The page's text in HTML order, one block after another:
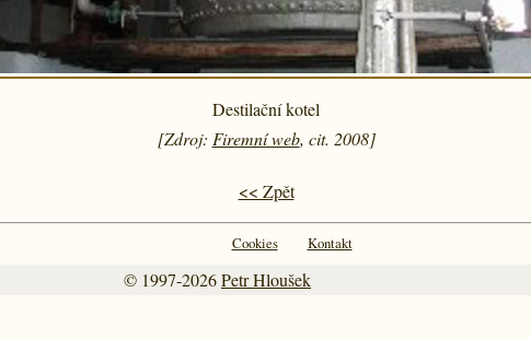
Destilační kotel
[Zdroj: Firemní web, cit. 2008]
<< Zpět
Cookies Kontakt
© 1997-2026Petr Hloušek